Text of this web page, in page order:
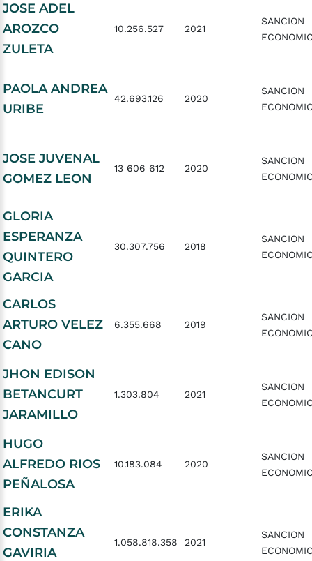
JOSE ADEL
AROZCO
ZULETA
10.256.527 2021
SANCION
PAOLA ANDREA
URIBE
42.693.126 2020
SANCION
JOSE JUVENAL
GOMEZ LEON
13 606 612 2020
SANCION
GLORIA
ESPERANZA
QUINTERO
GARCIA
30.307.756 2018
SANCION
CARLOS
ARTURO VELEZ
CANO
6.355.668 2019
SANCION
JHON EDISON
BETANCURT
JARAMILLO
1.303.804 2021
SANCION
HUGO
ALFREDO RIOS
PEÑALOSA
10.183.084 2020
SANCION
ERIKA
CONSTANZA
GAVIRIA
1.058.818.358 2021
SANCION